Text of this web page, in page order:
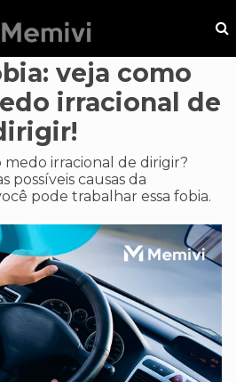
veja como
irracional de
irracional de dirigir?
possíveis causas da
pode trabalhar essa fobia.